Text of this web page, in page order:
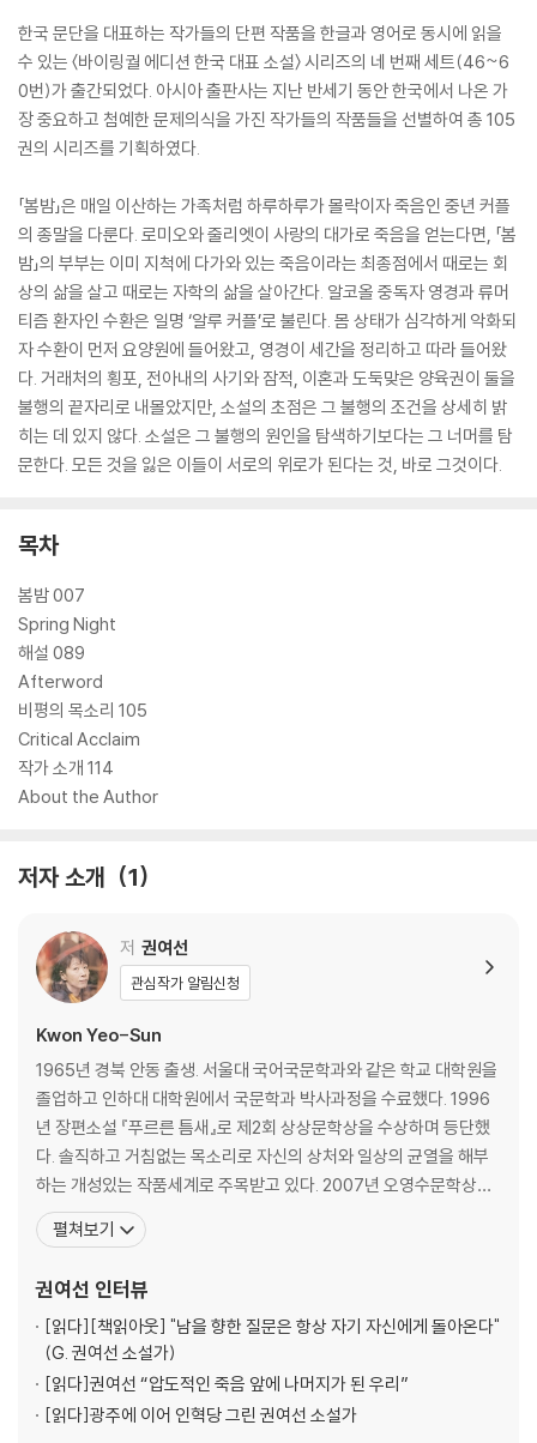
한국 문단을 대표하는 작가들의 단편 작품을 한글과 영어로 동시에 읽을
수 있는 〈바이링궐 에디션 한국 대표 소설〉 시리즈의 네 번째 세트(46~6
0번)가 출간되었다. 아시아 출판사는 지난 반세기 동안 한국에서 나온 가
장 중요하고 첨예한 문제의식을 가진 작가들의 작품들을 선별하여 총 105
권의 시리즈를 기획하였다.
「봄밤」은 매일 이산하는 가족처럼 하루하루가 몰락이자 죽음인 중년 커플
의 종말을 다룬다. 로미오와 줄리엣이 사랑의 대가로 죽음을 얻는다면, 「봄
밤」의 부부는 이미 지척에 다가와 있는 죽음이라는 최종점에서 때로는 회
상의 삶을 살고 때로는 자학의 삶을 살아간다. 알코올 중독자 영경과 류머
티즘 환자인 수환은 일명 ‘알루 커플’로 불린다. 몸 상태가 심각하게 악화되
자 수환이 먼저 요양원에 들어왔고, 영경이 세간을 정리하고 따라 들어왔
다. 거래처의 횡포, 전아내의 사기와 잠적, 이혼과 도둑맞은 양육권이 둘을
불행의 끝자리로 내몰았지만, 소설의 초점은 그 불행의 조건을 상세히 밝
히는 데 있지 않다. 소설은 그 불행의 원인을 탐색하기보다는 그 너머를 탐
문한다. 모든 것을 잃은 이들이 서로의 위로가 된다는 것, 바로 그것이다.
목차
봄밤 007
Spring Night
해설 089
Afterword
비평의 목소리 105
Critical Acclaim
작가 소개 114
About the Author
저자 소개 1
저 권여선
관심작가 알림신청
Kwon Yeo-Sun
1965년 경북 안동 출생. 서울대 국어국문학과와 같은 학교 대학원을
졸업하고 인하대 대학원에서 국문학과 박사과정을 수료했다. 1996
년 장편소설 『푸르른 틈새』로 제2회 상상문학상을 수상하며 등단했
다. 솔직하고 거침없는 목소리로 자신의 상처와 일상의 균열을 해부
하는 개성있는 작품세계로 주목받고 있다. 2007년 오영수문학상을
수상했다. 2008년도 제32회 이상문학상 수상작인 '사랑을 믿다'는
남녀의 사랑에 대한 감정과 그 기복을 두 겹의 이야기 속에 감추어 묘
절』, 『내 정원의 붉은 열매』, 『비자나무 숲』
펼쳐보기
권여선 인터뷰
[읽다][책읽아웃] "남을 향한 질문은 항상 자기 자신에게 돌아온다"
(G. 권여선 소설가)
[읽다]권여선 “압도적인 죽음 앞에 나머지가 된 우리”
[읽다]광주에 이어 인혁당 그린 권여선 소설가